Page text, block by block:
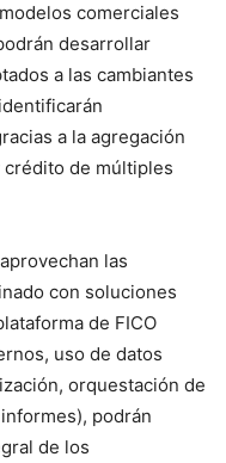
comerciales
desarrollar
a las cambiantes
a la agregación
de múltiples
las
con soluciones
de FICO
uso de datos
orquestación de
podrán
de los